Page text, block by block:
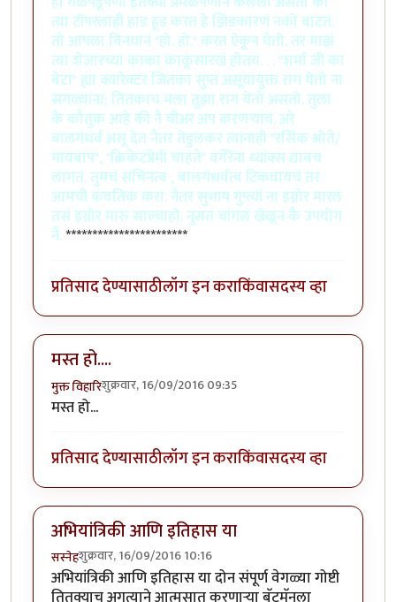
त्या टॉपरलाही हाड हूड करत हे झिडकारणं नको वाटतं.
तो आपला विनयानं "हो. हो." करत ऐकून घेतो. तर माझं
त्या शेजारच्या काका काकूंसारखं होतय. . . "शर्मा जी का
बेटा" ह्या क्यारेक्टर जितका सुप्त असूयायुक्त राग येतो ना
सगळ्यांना; तितकाच मला तुझा राग येतो असतो. तुला
कै कौतुक आहे की नै चीअर अप करणर्‍यांचं. अरे
बालगंधर्व असू देत नैतर तेंडुलकर त्यांनाही "रसिक श्रोते/
मायबाप", "क्रिकेटप्रेमी चाहते" वगैरेंना थ्यांक्स द्यावच
लागतं. तुमचं सचिनत्व , बालगंधर्वत्व टिकवायचं तर
आमची कवतिकं करा. नैतर सुभाष गुप्त्यां ना इग्नोर मारलं
तसं इग्नोर मारु साल्याहो. नुसतं चांगलं खेळून कै उपयोग
नै.***********************
प्रतिसाद देण्यासाठीलॉग इन कराकिंवासदस्य व्हा
मस्त हो....
मुक्त विहारिशुक्रवार, 16/09/2016 09:35
मस्त हो...
प्रतिसाद देण्यासाठीलॉग इन कराकिंवासदस्य व्हा
अभियांत्रिकी आणि इतिहास या
सस्नेहशुक्रवार, 16/09/2016 10:16
अभियांत्रिकी आणि इतिहास या दोन संपूर्ण वेगळ्या गोष्टी